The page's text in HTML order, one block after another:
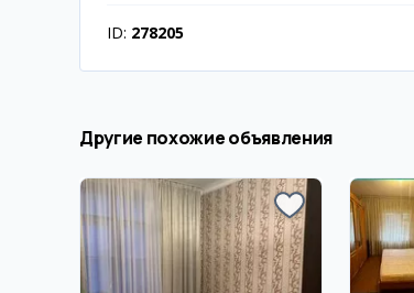
ID: 278205
Другие похожие объявления